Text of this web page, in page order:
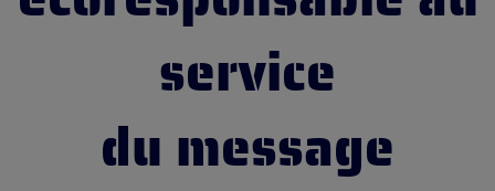
service
du message